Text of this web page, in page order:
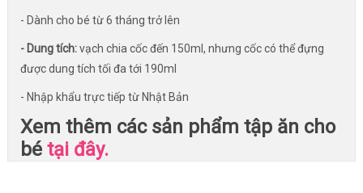
- Dành cho bé từ 6 tháng trở lên
- Dung tích:vạch chia cốc đến 150ml, nhưng cốc có thể đựng
được dung tích tối đa tới 190ml
- Nhập khẩu trực tiếp từ Nhật Bản
Xem thêm các sản phẩm tập ăn cho
bé tại đây.